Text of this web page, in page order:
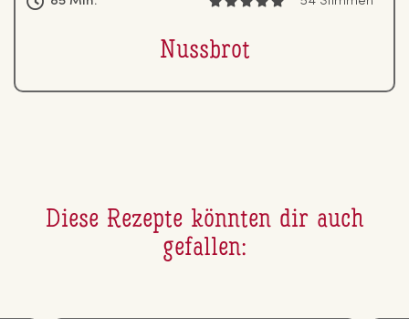
Nussbrot
Diese Rezepte könnten dir auch
gefallen: